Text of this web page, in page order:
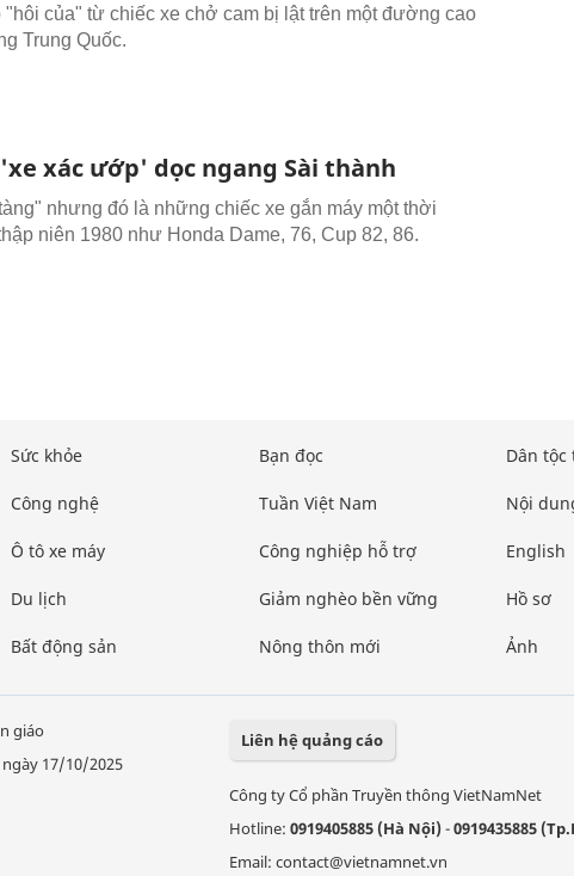
"hôi của" từ chiếc xe chở cam bị lật trên một đường cao
Trung Quốc.
xác ướp' dọc ngang Sài thành
nhưng đó là những chiếc xe gắn máy một thời
niên 1980 như Honda Dame, 76, Cup 82, 86.
Sức khỏe
Công nghệ
Ô tô xe máy
Du lịch
Bất động sản
Bạn đọc
Tuần Việt Nam
Công nghiệp hỗ trợ
Giảm nghèo bền vững
Nông thôn mới
Dân tộc
Nội
English
Hồ sơ
Ảnh
giáo
ngày 17/10/2025
Liên hệ quảng cáo
Công ty Cổ phần Truyền thông VietNamNet
Hotline: 0919405885 (Hà Nội)-0919435885
Email: contact@vietnamnet.vn